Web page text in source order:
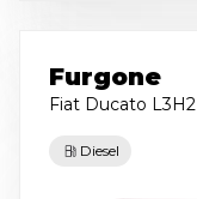
Furgone
Fiat Ducato L3H2
Diesel